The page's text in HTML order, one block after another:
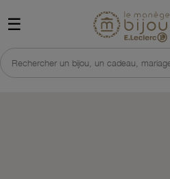
☰
Rechercher un bijou, un cadeau,